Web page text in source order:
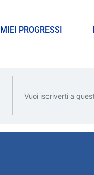
PROGRESSI
Vuoi iscriverti a